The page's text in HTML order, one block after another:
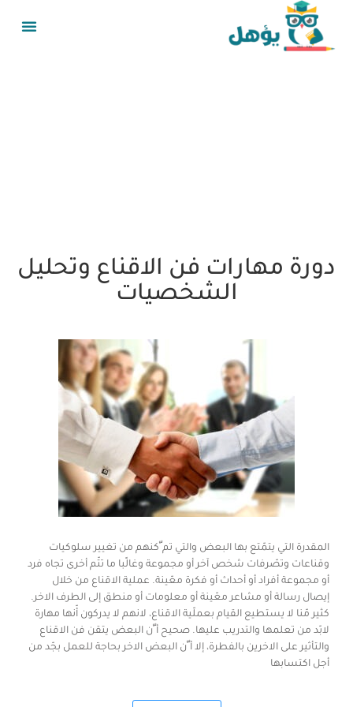
دورة مهارات فن الاقناع وتحليل
الشخصيات
المقدرة التي يتمّتع بها البعض والتي تم ّكنهم من تغيير سلوكيات
وقناعات وتصّرفات شخص آخر أو مجموعة وغالًبا ما تتّم أخرى تجاه فرد
أو مجموعة أفراد أو أحداث أو فكرة معّينة. عملية الاقناع من خلال
إيصال رسالة أو مشاعر معّينة أو معلومات أو منطق إلى الطرف الاخر.
كثير مّنا لا يستطيع القيام بعملّية الاقناع، لانهم لا يدركون أّنها مهارة
لابّد من تعلمها والتدريب عليها. صحيح أ ّن البعض يتقن فن الاقناع
والتأثير على الاخرين بالفطرة، إلا أ ّن البعض الاخر بحاجة للعمل بجّد من
أجل اكتسابها